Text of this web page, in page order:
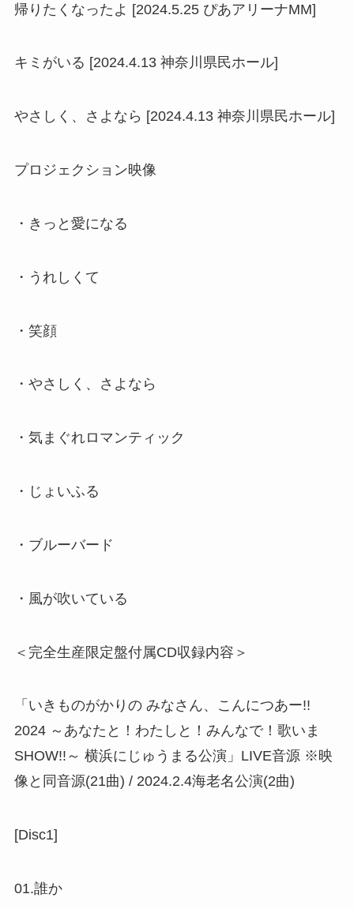
帰りたくなったよ [2024.5.25 ぴあアリーナMM]
キミがいる [2024.4.13 神奈川県民ホール]
やさしく、さよなら [2024.4.13 神奈川県民ホール]
プロジェクション映像
・きっと愛になる
・うれしくて
・笑顔
・やさしく、さよなら
・気まぐれロマンティック
・じょいふる
・ブルーバード
・風が吹いている
＜完全生産限定盤付属CD収録内容＞
「いきものがかりの みなさん、こんにつあー!!
2024 ～あなたと！わたしと！みんなで！歌いま
SHOW!!～ 横浜にじゅうまる公演」LIVE音源 ※映
像と同音源(21曲) / 2024.2.4海老名公演(2曲)
[Disc1]
01.誰か